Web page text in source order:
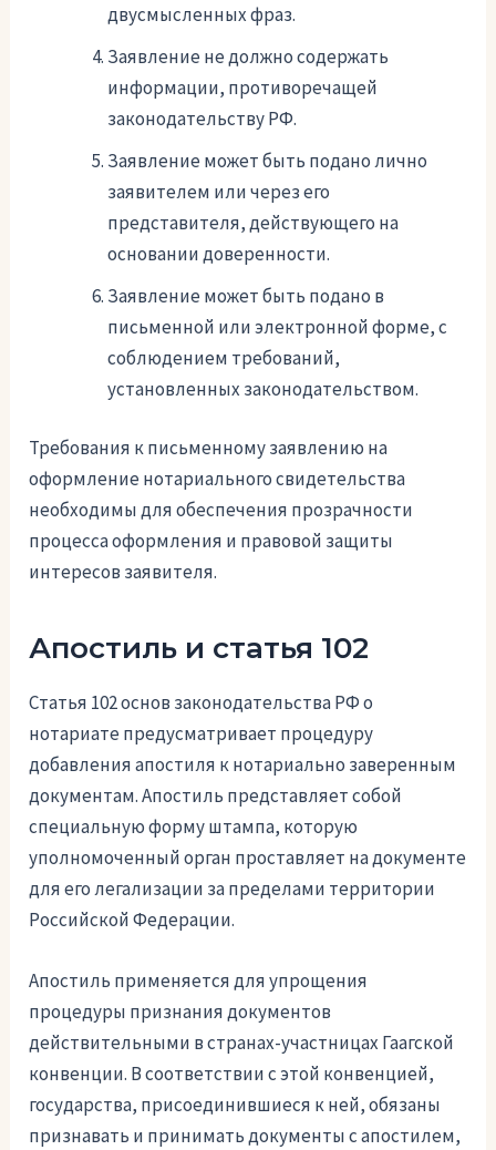
двусмысленных фраз.
Заявление не должно содержать
информации, противоречащей
законодательству РФ.
Заявление может быть подано лично
заявителем или через его
представителя, действующего на
основании доверенности.
Заявление может быть подано в
письменной или электронной форме, с
соблюдением требований,
установленных законодательством.
Требования к письменному заявлению на
оформление нотариального свидетельства
необходимы для обеспечения прозрачности
процесса оформления и правовой защиты
интересов заявителя.
Апостиль и статья 102
Статья 102 основ законодательства РФ о
нотариате предусматривает процедуру
добавления апостиля к нотариально заверенным
документам. Апостиль представляет собой
специальную форму штампа, которую
уполномоченный орган проставляет на документе
для его легализации за пределами территории
Российской Федерации.
Апостиль применяется для упрощения
процедуры признания документов
действительными в странах-участницах Гаагской
конвенции. В соответствии с этой конвенцией,
государства, присоединившиеся к ней, обязаны
признавать и принимать документы с апостилем,